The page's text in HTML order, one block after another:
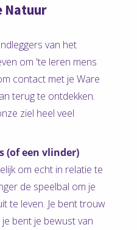
Natuur
van het
om 'te leren mens
contact met je Ware
terug te ontdekken.
ziel heel veel
(of een vlinder)
om echt in relatie te
de speelbal om je
te leven. Je bent trouw
bent je bewust van